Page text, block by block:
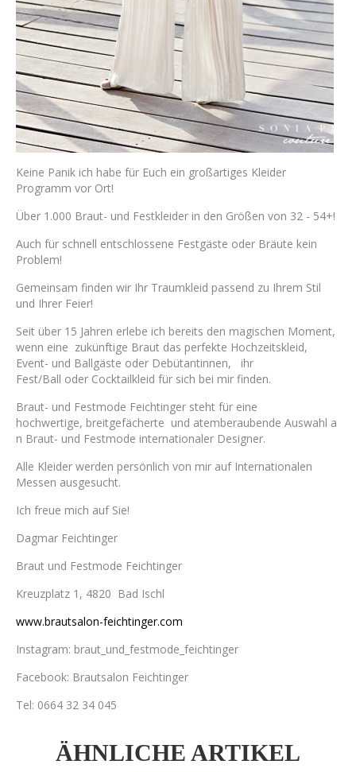
Keine Panik ​ich habe für Euch ein großartiges Kleider
Programm vor Ort!
Über 1.000 Braut- und Festkleider in den Größen von 32 - 54+!
​Auch für schnell entschlossene Festgäste oder Bräute kein
Problem!
​Gemeinsam finden wir Ihr Traumkleid passend zu Ihrem Stil
und Ihrer Feier!
Seit über 15 Jahren erlebe ich bereits den magischen Moment,
wenn eine zukünftige Braut das perfekte Hochzeitskleid,
Event- und Ballgäste oder Debütantinnen, ihr
Fest/Ball oder Cocktailkleid für sich bei mir finden.
Braut- und Festmode Feichtinger steht für eine
hochwertige, breitgefächerte und atemberaubende Auswahl a
n Braut- und Festmode internationaler Designer.
Alle Kleider werden persönlich von mir auf Internationalen
Messen ausgesucht.
​Ich freue mich auf Sie!
Dagmar Feichtinger
Braut und Festmode Feichtinger
Kreuzplatz 1, 4820 Bad Ischl
www.brautsalon-feichtinger.com
Instagram: braut_und_festmode_feichtinger
Facebook: Brautsalon Feichtinger
Tel: 0664 32 34 045
ÄHNLICHE ARTIKEL